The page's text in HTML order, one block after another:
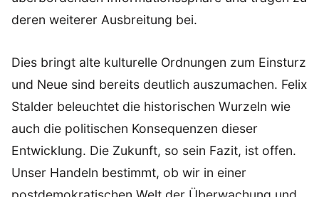
deren weiterer Ausbreitung bei.
Dies bringt alte kulturelle Ordnungen zum Einsturz
und Neue sind bereits deutlich auszumachen. Felix
Stalder beleuchtet die historischen Wurzeln wie
auch die politischen Konsequenzen dieser
Entwicklung. Die Zukunft, so sein Fazit, ist offen.
Unser Handeln bestimmt, ob wir in einer